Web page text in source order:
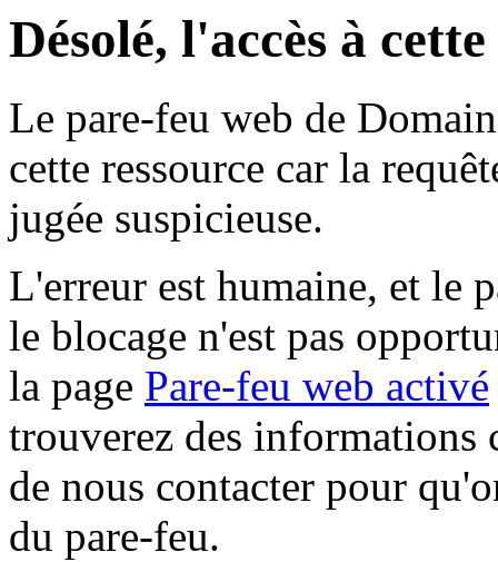
Désolé, l'accès à
Le pare-feu web de
cette ressource car la
jugée suspicieuse.
L'erreur est humaine, et le
le blocage n'est pas
la page Pare-feu web activé
trouverez des informations
de nous contacter pour
du pare-feu.